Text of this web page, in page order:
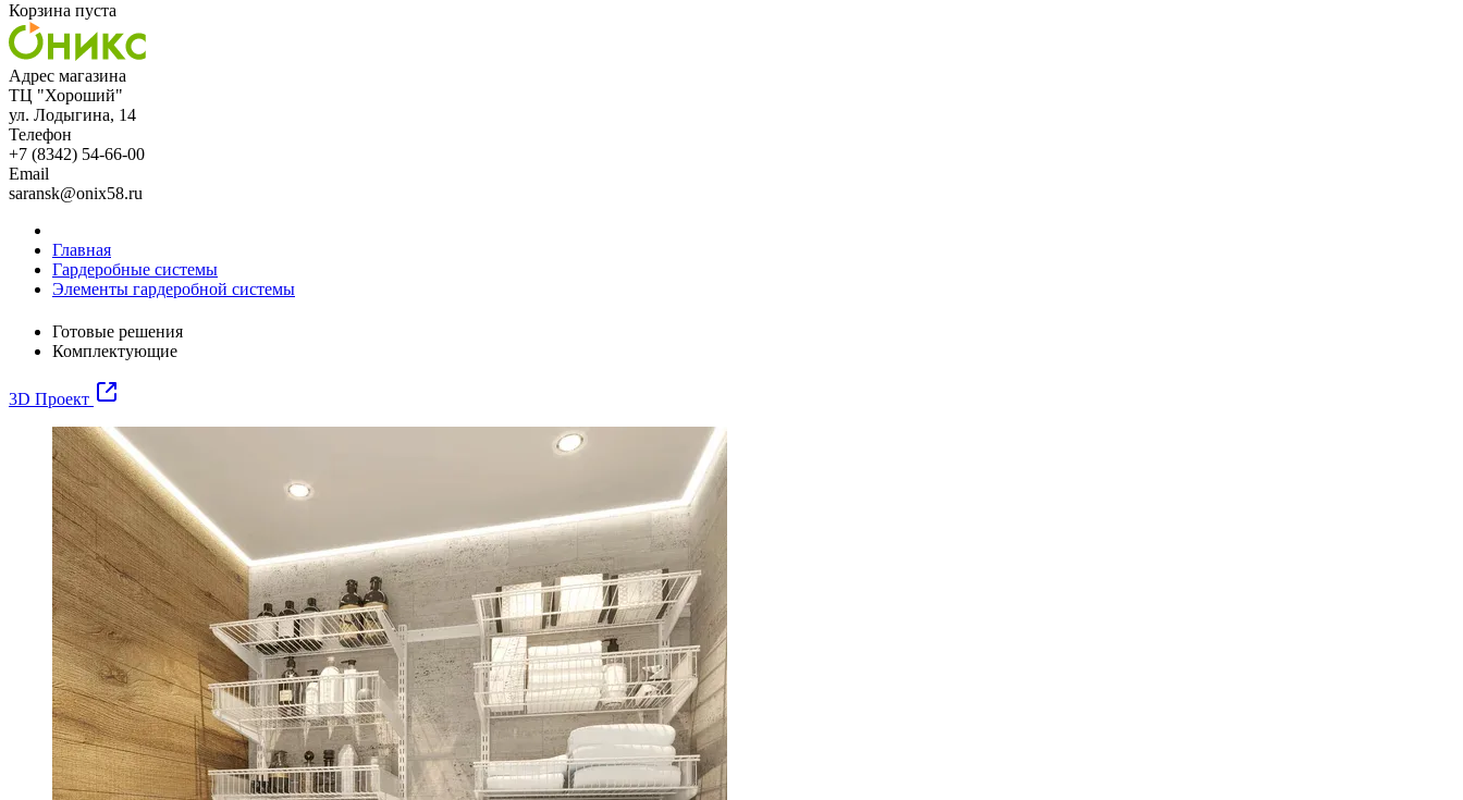
Корзина пуста
Адрес магазина
ТЦ "Хороший"
ул. Лодыгина, 14
Телефон
+7 (8342) 54-66-00
Email
saransk@onix58.ru
Главная
Гардеробные системы
Элементы гардеробной системы
Готовые решения
Комплектующие
3D Проект